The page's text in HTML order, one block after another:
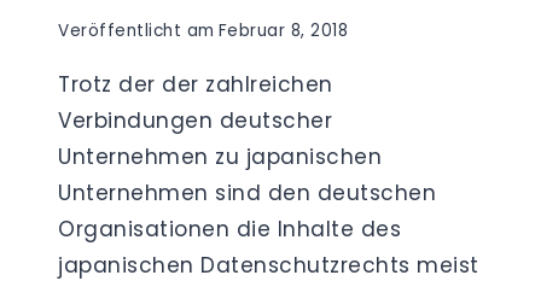
Veröffentlicht am Februar 8, 2018
Trotz der der zahlreichen
Verbindungen deutscher
Unternehmen zu japanischen
Unternehmen sind den deutschen
Organisationen die Inhalte des
japanischen Datenschutzrechts meist